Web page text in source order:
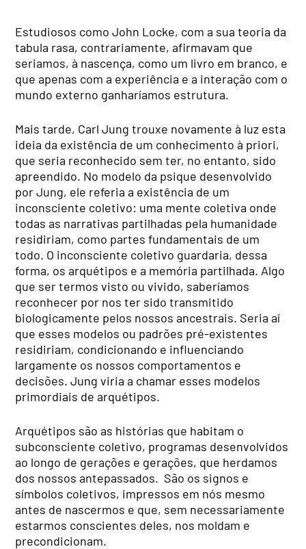
Estudiosos como John Locke, com a sua teoria da
tabula rasa, contrariamente, afirmavam que
seriamos, à nascença, como um livro em branco, e
que apenas com a experiência e a interação com o
mundo externo ganharíamos estrutura.
Mais tarde, Carl Jung trouxe novamente à luz esta
ideia da existência de um conhecimento à priori,
que seria reconhecido sem ter, no entanto, sido
apreendido. No modelo da psique desenvolvido
por Jung, ele referia a existência de um
inconsciente coletivo: uma mente coletiva onde
todas as narrativas partilhadas pela humanidade
residiriam, como partes fundamentais de um
todo. O inconsciente coletivo guardaria, dessa
forma, os arquétipos e a memória partilhada. Algo
que ser termos visto ou vivido, saberíamos
reconhecer por nos ter sido transmitido
biologicamente pelos nossos ancestrais. Seria aí
que esses modelos ou padrões pré-existentes
residiriam, condicionando e influenciando
largamente os nossos comportamentos e
decisões. Jung viria a chamar esses modelos
primordiais de arquétipos.
Arquétipos são as histórias que habitam o
subconsciente coletivo, programas desenvolvidos
ao longo de gerações e gerações, que herdamos
dos nossos antepassados. São os signos e
símbolos coletivos, impressos em nós mesmo
antes de nascermos e que, sem necessariamente
estarmos conscientes deles, nos moldam e
precondicionam.